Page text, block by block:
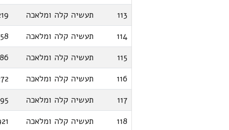
113
תעשיה קלה ומלאכה
114
תעשיה קלה ומלאכה
115
תעשיה קלה ומלאכה
116
תעשיה קלה ומלאכה
117
תעשיה קלה ומלאכה
118
תעשיה קלה ומלאכה